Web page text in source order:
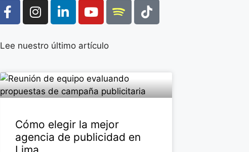
Lee nuestro último artículo
Cómo elegir la mejor
agencia de publicidad en